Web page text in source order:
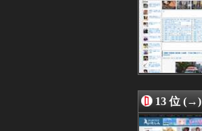
08/06 06:18
08/06 06:15
08/06 06:10
08/06 06:09
08/06 06:06
08/06 06:01
08/06 06:00
08/06 05:50
08/06 05:39
13 位 (→)